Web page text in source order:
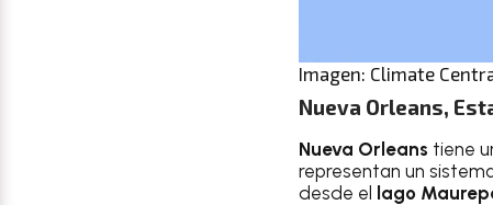
Imagen: Climate
Nueva Orleans,
Nueva Orleans tiene
representan un
desde el lago